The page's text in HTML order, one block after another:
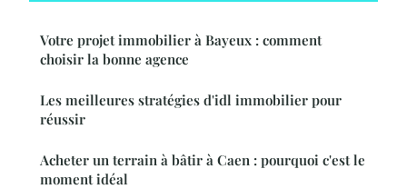
Votre projet immobilier à Bayeux : comment
choisir la bonne agence
Les meilleures stratégies d'idl immobilier pour
réussir
Acheter un terrain à bâtir à Caen : pourquoi c'est le
moment idéal